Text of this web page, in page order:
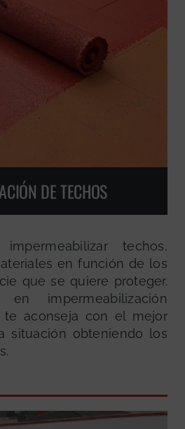
DE TECHOS
techos,
en función de los
que se quiere proteger.
impermeabilización
te aconseja con el mejor
situación obteniendo los